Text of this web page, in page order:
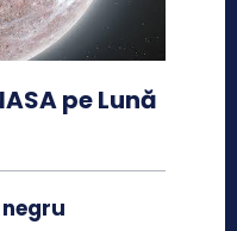
pe Lună